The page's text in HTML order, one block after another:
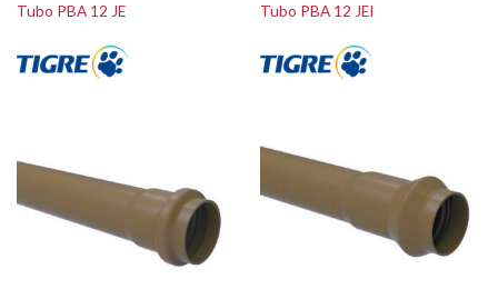
Tubo PBA 12 JE Tubo PBA 12 JEI